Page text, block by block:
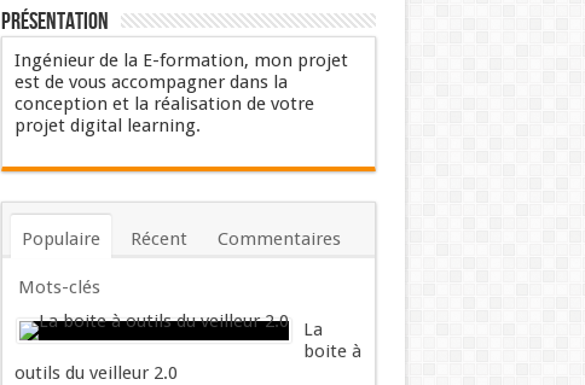
Présentation
Ingénieur de la E-formation, mon projet
est de vous accompagner dans la
conception et la réalisation de votre
projet digital learning.
Populaire Récent Commentaires
Mots-clés
La
boite à
outils du veilleur 2.0